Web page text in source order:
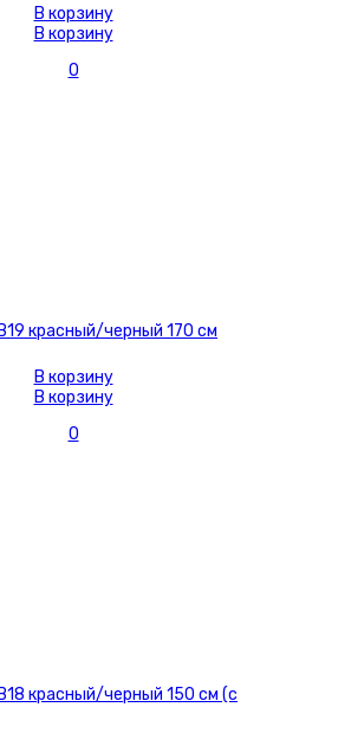
В корзину
В корзину
0
красный/черный 170 см
В корзину
В корзину
0
красный/черный 150 см (с